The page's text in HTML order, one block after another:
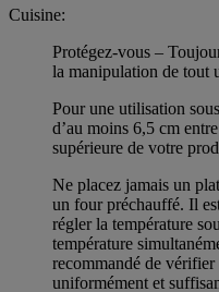
Cuisine:
Protégez-vous –
la manipulation de tout
Pour une utilisation
d’au moins 6,5 cm
supérieure de votre
Ne placez jamais un
un four préchauffé. Il
régler la température
température
recommandé de
uniformément et